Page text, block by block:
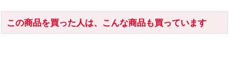
この商品を買った人は、こんな商品も買っています